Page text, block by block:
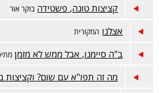
קציצות טונה, פשטידה בוקר אור
אצלנו המקורית
ב"ה סיימנו, אבל ממש לא מזמן
מה זה תפו"א עם שום? וקציצות